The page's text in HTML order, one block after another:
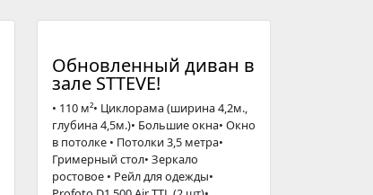
Обновленный диван в
зале STTEVE!
• 110 м²• Циклорама (ширина 4,2м.,
глубина 4,5м.)• Большие окна• Окно
в потолке • Потолки 3,5 метра•
Гримерный стол• Зеркало
ростовое • Рейл для одежды•